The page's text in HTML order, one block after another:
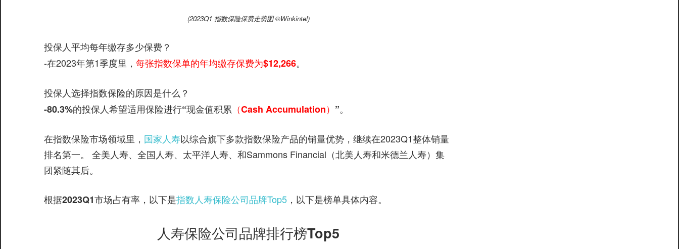
(2023Q1 指数保险保费走势图 ©️Winkintel)
投保人平均每年缴存多少保费？
-在2023年第1季度里， 每张指数保单的年均缴存保费为$12,266。
投保人选择指数保险的原因是什么？
-80.3%的投保人希望适用保险进行“现金值积累 （Cash Accumulation） ”。
在指数保险市场领域里， 国家人寿以综合旗下多款指数保险产品的销量优势，继续在2023Q1整体销量
排名第一。 全美人寿、全国人寿、太平洋人寿、和Sammons Financial（北美人寿和米德兰人寿）集
团紧随其后。
根据2023Q1市场占有率 ，以下是指数人寿保险公司品牌Top5 ，以下是榜单具体内容。
人寿保险公司品牌排行榜Top5